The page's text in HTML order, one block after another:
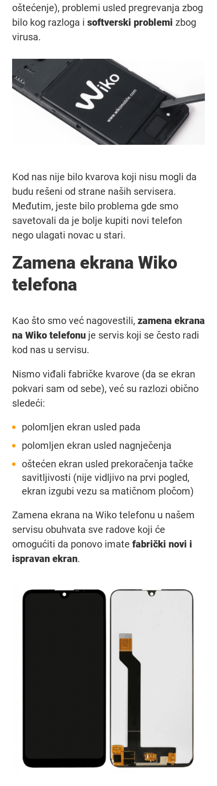
oštećenje), problemi usled pregrevanja zbog
bilo kog razloga i softverski problemi zbog
virusa.
Kod nas nije bilo kvarova koji nisu mogli da
budu rešeni od strane naših servisera.
Međutim, jeste bilo problema gde smo
savetovali da je bolje kupiti novi telefon
nego ulagati novac u stari.
Zamena ekrana Wiko
telefona
Kao što smo već nagovestili, zamena ekrana
na Wiko telefonu je servis koji se često radi
kod nas u servisu.
Nismo viđali fabričke kvarove (da se ekran
pokvari sam od sebe), već su razlozi obično
sledeći:
polomljen ekran usled pada
polomljen ekran usled nagnječenja
oštećen ekran usled prekoračenja tačke
savitljivosti (nije vidljivo na prvi pogled,
ekran izgubi vezu sa matičnom pločom)
Zamena ekrana na Wiko telefonu u našem
servisu obuhvata sve radove koji će
omogućiti da ponovo imate fabrički novi i
ispravan ekran.